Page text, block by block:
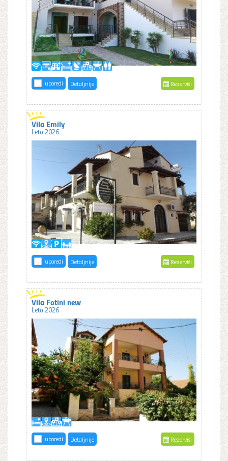
uporedi Detaljnije Rezerviši
Vila Emily
Leto 2026
uporedi Detaljnije Rezerviši
Vila Fotini new
Leto 2026
uporedi Detaljnije Rezerviši